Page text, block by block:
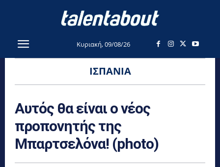
Κυριακή, 09/08/26
ΙΣΠΑΝΊΑ
Αυτός θα είναι ο νέος
προπονητής της
Μπαρτσελόνα! (photo)